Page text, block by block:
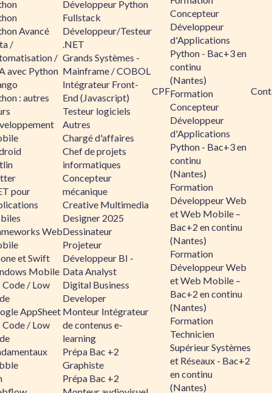
Avancé
/
/
avec Python
: autres
pour
Web
et Swift
Mobile
/ Low
AppSheet
/ Low
Développeur Python
Fullstack
Développeur/Testeur
.NET
Grands Systèmes -
Mainframe / COBOL
Intégrateur Front-
End (Javascript)
Testeur logiciels
Autres
Chargé d'affaires
Chef de projets
informatiques
Concepteur
mécanique
Creative Multimedia
Designer 2025
Dessinateur
Projeteur
Développeur BI -
Data Analyst
Digital Business
Developer
Monteur Intégrateur
de contenus e-
learning
Prépa Bac +2
Graphiste
Prépa Bac +2
CPF
Concepteur
Développeur
d'Applications
Python - Bac+3 en
continu
(Nantes)
Formation
Concepteur
Développeur
d'Applications
Python - Bac+3 en
continu
(Nantes)
Formation
Développeur Web
et Web Mobile –
Bac+2 en continu
(Nantes)
Formation
Développeur Web
et Web Mobile –
Bac+2 en continu
(Nantes)
Formation
Technicien
Supérieur Systèmes
et Réseaux - Bac+2
en continu
(Nantes)